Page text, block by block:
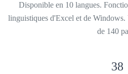
Disponible en 10 langues.
linguistiques d'Excel et de Windows.
de 140
38